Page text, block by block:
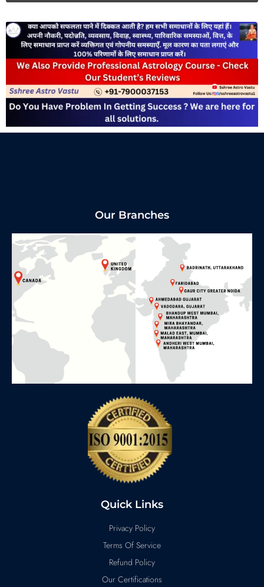
Our Branches
Quick Links
Privacy Policy
Terms Of Service
Refund Policy
Our Certifications